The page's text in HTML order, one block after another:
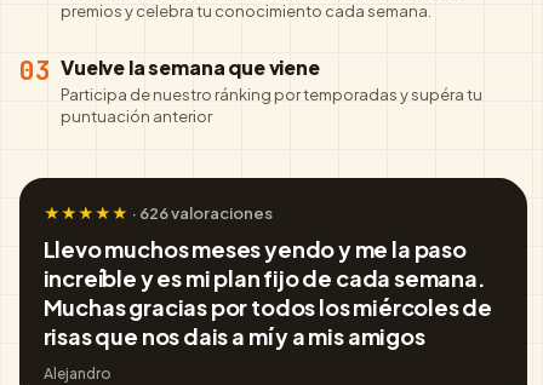
premios y celebra tu conocimiento cada semana.
03 Vuelve la semana que viene
Participa de nuestro ránking por temporadas y supéra tu
puntuación anterior
★★★★★ · 626 valoraciones
Llevo muchos meses yendo y me la paso
increíble y es mi plan fijo de cada semana.
Muchas gracias por todos los miércoles de
risas que nos dais a mí y a mis amigos
Alejandro